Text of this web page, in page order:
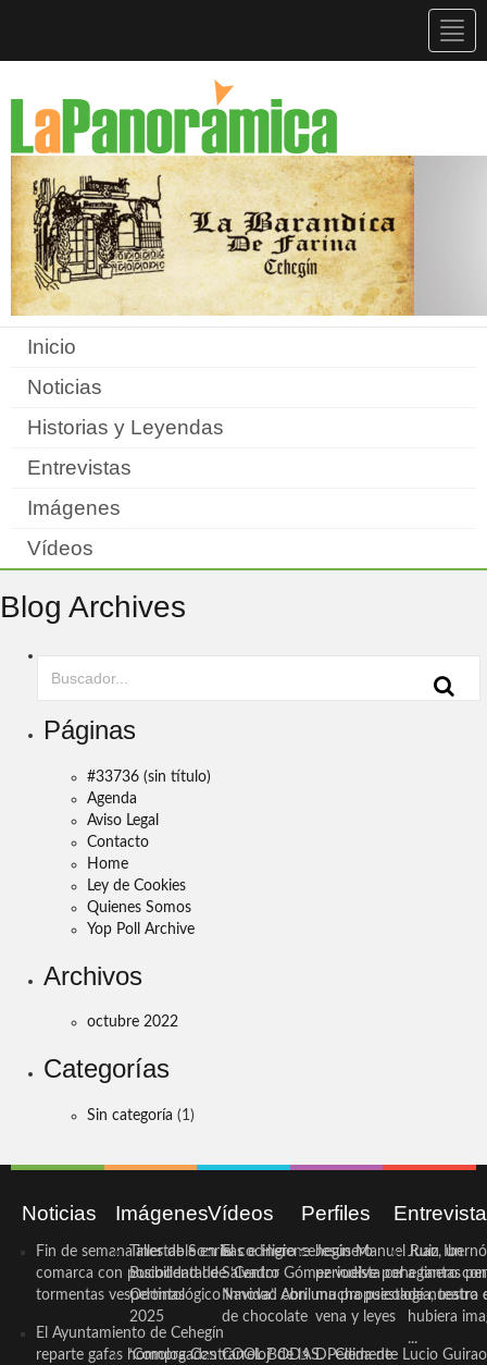
Inicio
Noticias
Historias y Leyendas
Entrevistas
Imágenes
Vídeos
Blog Archives
Páginas
#33736 (sin título)
Agenda
Aviso Legal
Contacto
Home
Ley de Cookies
Quienes Somos
Yop Poll Archive
Archivos
octubre 2022
Categorías
Sin categoría (1)
Noticias
Fin de semana inestable en la
comarca con posibilidad de
tormentas vespertinas
El Ayuntamiento de Cehegín
reparte gafas homologadas
Imágenes
Taller de Sonrisas e Higiene
Bucodental de ‘Centro
Odontológico Innova’. Abril
2025
‘Compra Contrarreloj’ de la
Vídeos
El cocinero ceheginero
Salvador Gómez vuelve por
Navidad con una propuesta
de chocolate
COOL BODAS. Pedida de
Perfiles
Jesús Manuel Ruiz, un
periodista ceheginero con
mucha psicología, teatro
vena y leyes
D. Clemente Lucio Guirao
Juan
a tantas
de nuestra
hubiera
...